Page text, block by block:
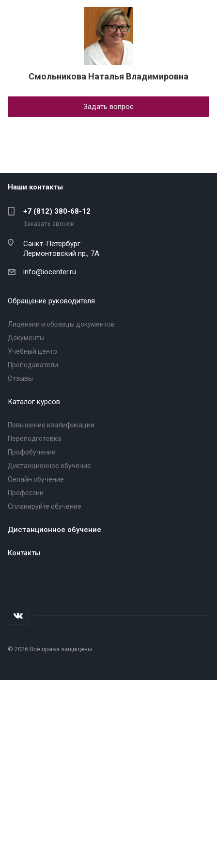
Смольникова Наталья Владимировна
Задать вопрос
Наши контакты
+7 (812) 380-68-12
Заказать звонок
Санкт-Петербург
Лермонтовский пр., 7А
info@iocenter.ru
Обращение руководителя
Лицензии и образцы документов
Документы
Учебный центр
Преподаватели
Отзывы
Каталог курсов
Повышение квалификации
Переподготовка
Профобучение
Дистанционное обучение
Онлайн обучение
Профессии
Спланируйте обучение
Дистанционное обучение
Контакты
© 2026 Все права защищены.